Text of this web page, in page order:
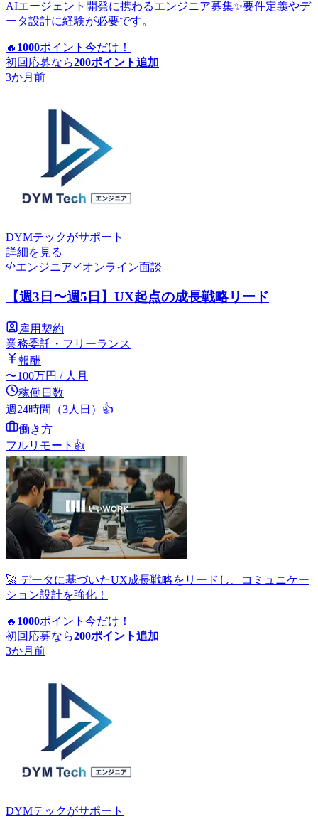
AIエージェント開発に携わるエンジニア募集✨要件定義やデ
ータ設計に経験が必要です。
🔥 1000ポイント 今だけ！
初回応募なら200ポイント追加
3か月前
DYMテックがサポート
詳細を見る
エンジニア
オンライン面談
【週3日〜週5日】UX起点の成長戦略リード
雇用契約
業務委託・フリーランス
報酬
〜100万円 / 人月
稼働日数
週24時間（3人日） 👍
働き方
フルリモート 👍
🚀 データに基づいたUX成長戦略をリードし、コミュニケー
ション設計を強化！
🔥 1000ポイント 今だけ！
初回応募なら200ポイント追加
3か月前
DYMテックがサポート